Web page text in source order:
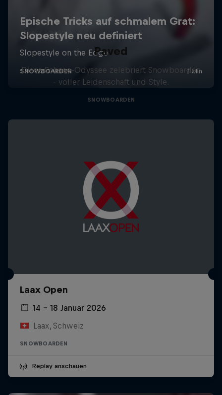
Paved
Diese Schnee-Odyssee zelebriert Snowboarden
- voller Leidenschaft und Style.
SNOWBOARDEN
Laax Open
14 – 18 Januar 2026
Laax, Schweiz
SNOWBOARDEN
Replay anschauen